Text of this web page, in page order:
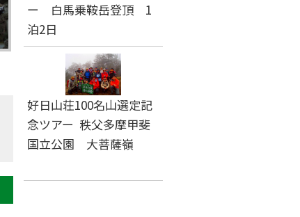
ー 白馬乗鞍岳登頂 1
泊2日
好日山荘100名山選定記
念ツアー 秩父多摩甲斐
国立公園 大菩薩嶺